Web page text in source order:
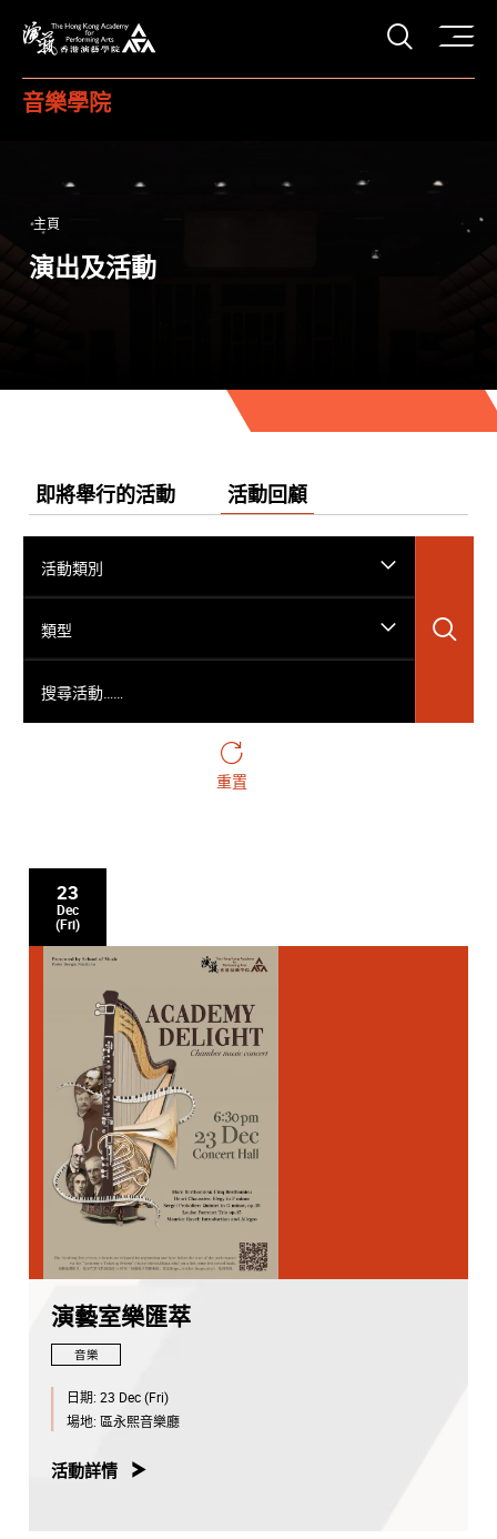
打開
音樂學院
主頁
演出及活動
即將舉行的活動 活動回顧
活動類別
類型
重置
23
Dec
(Fri)
演藝室樂匯萃
音樂
日期: 23 Dec (Fri)
場地: 區永熙音樂廳
活動詳情